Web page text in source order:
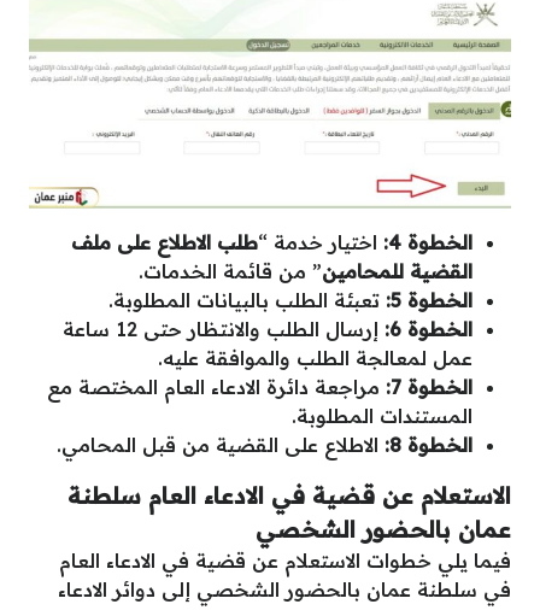
الخطوة 4: اختيار خدمة “طلب الاطلاع على ملف
القضية للمحامين” من قائمة الخدمات.
الخطوة 5:
تعبئة الطلب بالبيانات المطلوبة.
الخطوة 6:
إرسال الطلب والانتظار حتى 12 ساعة
عمل لمعالجة الطلب والموافقة عليه.
الخطوة 7:
مراجعة دائرة الادعاء العام المختصة مع
المستندات المطلوبة.
الخطوة 8:
الاطلاع على القضية من قبل المحامي.
الاستعلام عن قضية في الادعاء العام سلطنة
عمان بالحضور الشخصي
فيما يلي خطوات الاستعلام عن قضية في الادعاء العام
في سلطنة عمان بالحضور الشخصي إلى دوائر الادعاء